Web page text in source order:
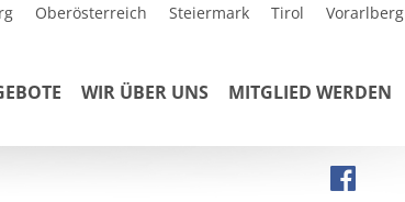
Oberösterreich Steiermark Tirol Vorarlberg
WIR ÜBER UNS MITGLIED WERDEN